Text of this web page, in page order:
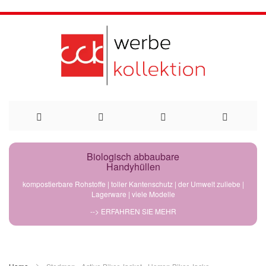
Direkt
Biologisch abbaubare
Handyhüllen
kompostierbare Rohstoffe | toller Kantenschutz | der Umwelt zuliebe |
Lagerware | viele Modelle
--> ERFAHREN SIE MEHR